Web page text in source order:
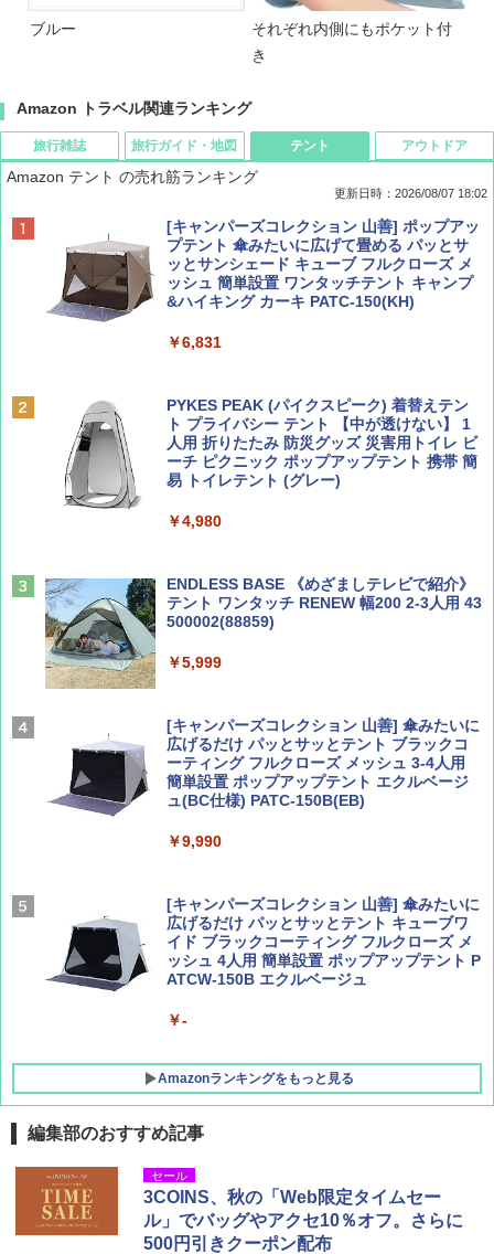
ブルー
それぞれ内側にもポケット付
き
Amazon トラベル関連ランキング
旅行雑誌
ディズニーファン ２０２６年 ９月号 [雑
誌] (ＤＩＳＮＥＹ ＦＡＮ)
￥713
￥1,500
AIRLINE（エアライン）2026年9月号【特
集】ボーイング110周年を祝して！
￥1,760
旅行ガイド・地図
僕が見た未来【完全版】
￥0
￥2,079
球の歩き方A ヨーロッパ
A26 地球の歩き方 チェコ ポーランド スロヴ
ァキア 2026～2027 地球の歩き方A ヨーロッ
テント
Amazon テント の売れ筋ランキング
更新日時：2026/08/07 18:02
[キャンパーズコレクション 山善] ポップアッ
プテント 傘みたいに広げて畳める パッとサ
ッとサンシェード キューブ フルクローズ メ
ッシュ 簡単設置 ワンタッチテント キャンプ
&ハイキング カーキ PATC-150(KH)
￥6,831
PYKES PEAK (パイクスピーク) 着替えテン
ト プライバシー テント 【中が透けない】 1
人用 折りたたみ 防災グッズ 災害用トイレ ビ
ーチ ピクニック ポップアップテント 携帯 簡
易 トイレテント (グレー)
￥4,980
ENDLESS BASE 《めざましテレビで紹介》
テント ワンタッチ RENEW 幅200 2-3人用 43
500002(88859)
￥5,999
[キャンパーズコレクション 山善] 傘みたいに
広げるだけ パッとサッとテント ブラックコ
ーティング フルクローズ メッシュ 3-4人用
簡単設置 ポップアップテント エクルベージ
ュ(BC仕様) PATC-150B(EB)
￥9,990
[キャンパーズコレクション 山善] 傘みたいに
広げるだけ パッとサッとテント キューブワ
イド ブラックコーティング フルクローズ メ
ッシュ 4人用 簡単設置 ポップアップテント P
ATCW-150B エクルベージュ
￥-
Amazonランキングをもっと見る
アウトドア
DEWEL パラソル 大型 ビーチ アウトドアパ
ラソル ガーデン サイトシート付 折りたたみ
防水 UVカット 4段階高さ調整 軽量 収納袋付
き
編集部のおすすめ記事
セール
3COINS、秋の「Web限定タイムセー
ル」でバッグやアクセ10％オフ。さらに
500円引きクーポン配布